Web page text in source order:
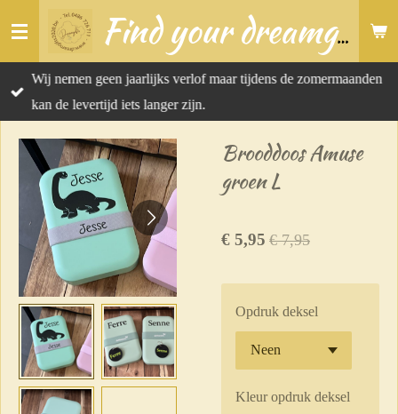
Ga
naar
de
hoofdinhoud
Find your dreamgift
Wij nemen geen jaarlijks verlof maar tijdens de zomermaanden
kan de levertijd iets langer zijn.
Brooddoos Amuse
groen L
€ 5,95 € 7,95
Opdruk deksel
Kleur opdruk deksel